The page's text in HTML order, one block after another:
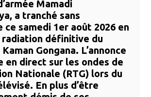
Mamadi
a tranché sans
ce samedi 1er août 2026 en
radiation définitive du
Gongana. ​L’annonce
en direct sur les ondes de
Nationale (RTG) lors du
En plus d’être